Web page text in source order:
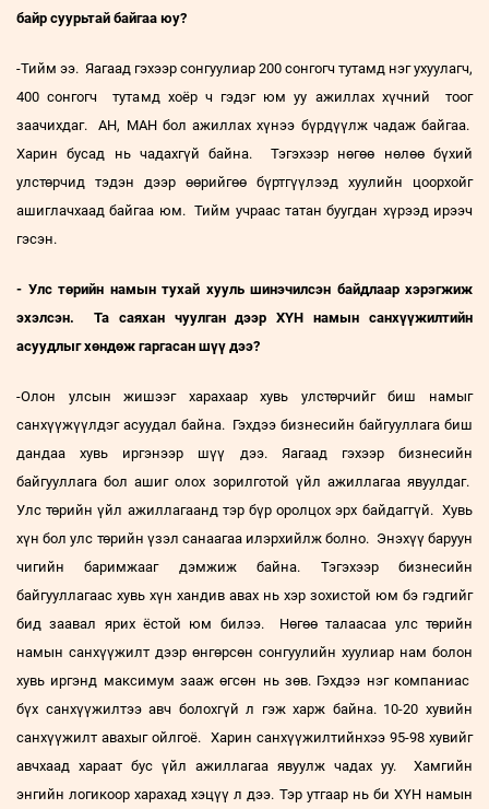
байр суурьтай байгаа юу?
-Тийм ээ. Яагаад гэхээр сонгуулиар 200 сонгогч тутамд нэг ухуулагч,
400 сонгогч тутамд хоёр ч гэдэг юм уу ажиллах хүчний тоог
заачихдаг. АН, МАН бол ажиллах хүнээ бүрдүүлж чадаж байгаа.
Харин бусад нь чадахгүй байна. Тэгэхээр нөгөө нөлөө бүхий
улстөрчид тэдэн дээр өөрийгөө бүртгүүлээд хуулийн цоорхойг
ашиглачхаад байгаа юм. Тийм учраас татан буугдан хүрээд ирээч
гэсэн.
- Улс төрийн намын тухай хууль шинэчилсэн байдлаар хэрэгжиж
эхэлсэн. Та саяхан чуулган дээр ХҮН намын санхүүжилтийн
асуудлыг хөндөж гаргасан шүү дээ?
-Олон улсын жишээг харахаар хувь улстөрчийг биш намыг
санхүүжүүлдэг асуудал байна. Гэхдээ бизнесийн байгууллага биш
дандаа хувь иргэнээр шүү дээ. Яагаад гэхээр бизнесийн
байгууллага бол ашиг олох зорилготой үйл ажиллагаа явуулдаг.
Улс төрийн үйл ажиллагаанд тэр бүр оролцох эрх байдаггүй. Хувь
хүн бол улс төрийн үзэл санаагаа илэрхийлж болно. Энэхүү баруун
чигийн баримжааг дэмжиж байна. Тэгэхээр бизнесийн
байгууллагаас хувь хүн хандив авах нь хэр зохистой юм бэ гэдгийг
бид заавал ярих ёстой юм билээ. Нөгөө талаасаа улс төрийн
намын санхүүжилт дээр өнгөрсөн сонгуулийн хуулиар нам болон
хувь иргэнд максимум зааж өгсөн нь зөв. Гэхдээ нэг компаниас
бүх санхүүжилтээ авч болохгүй л гэж харж байна. 10-20 хувийн
санхүүжилт авахыг ойлгоё. Харин санхүүжилтийнхээ 95-98 хувийг
авчхаад хараат бус үйл ажиллагаа явуулж чадах уу. Хамгийн
энгийн логикоор харахад хэцүү л дээ. Тэр утгаар нь би ХҮН намын